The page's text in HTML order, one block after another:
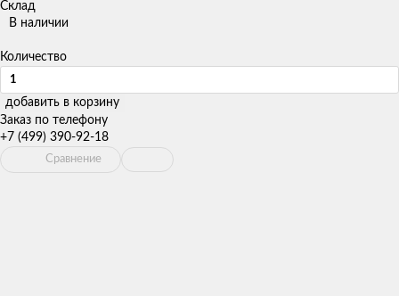
Склад
В наличии
Количество
добавить в корзину
Заказ по телефону
+7 (499) 390-92-18
Сравнение